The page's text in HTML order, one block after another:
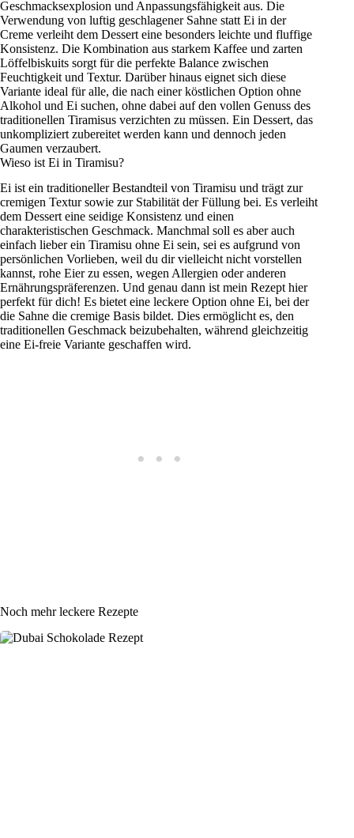
Geschmacksexplosion und Anpassungsfähigkeit aus. Die
Verwendung von luftig geschlagener Sahne statt Ei in der
Creme verleiht dem Dessert eine besonders leichte und fluffige
Konsistenz. Die Kombination aus starkem Kaffee und zarten
Löffelbiskuits sorgt für die perfekte Balance zwischen
Feuchtigkeit und Textur. Darüber hinaus eignet sich diese
Variante ideal für alle, die nach einer köstlichen Option ohne
Alkohol und Ei suchen, ohne dabei auf den vollen Genuss des
traditionellen Tiramisus verzichten zu müssen. Ein Dessert, das
unkompliziert zubereitet werden kann und dennoch jeden
Gaumen verzaubert.
Wieso ist Ei in Tiramisu?
Ei ist ein traditioneller Bestandteil von Tiramisu und trägt zur
cremigen Textur sowie zur Stabilität der Füllung bei. Es verleiht
dem Dessert eine seidige Konsistenz und einen
charakteristischen Geschmack. Manchmal soll es aber auch
einfach lieber ein Tiramisu ohne Ei sein, sei es aufgrund von
persönlichen Vorlieben, weil du dir vielleicht nicht vorstellen
kannst, rohe Eier zu essen, wegen Allergien oder anderen
Ernährungspräferenzen. Und genau dann ist mein Rezept hier
perfekt für dich! Es bietet eine leckere Option ohne Ei, bei der
die Sahne die cremige Basis bildet. Dies ermöglicht es, den
traditionellen Geschmack beizubehalten, während gleichzeitig
eine Ei-freie Variante geschaffen wird.
Noch mehr leckere Rezepte